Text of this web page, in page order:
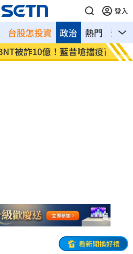
登入
台股怎投資 熱門 影音
政治
億！藍昔嗆擋疫苗網朝
它躋
元
看新聞換好禮